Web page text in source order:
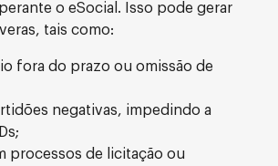
o eSocial. Isso pode gerar
tais como:
fora do prazo ou omissão de
negativas, impedindo a
processos de licitação ou